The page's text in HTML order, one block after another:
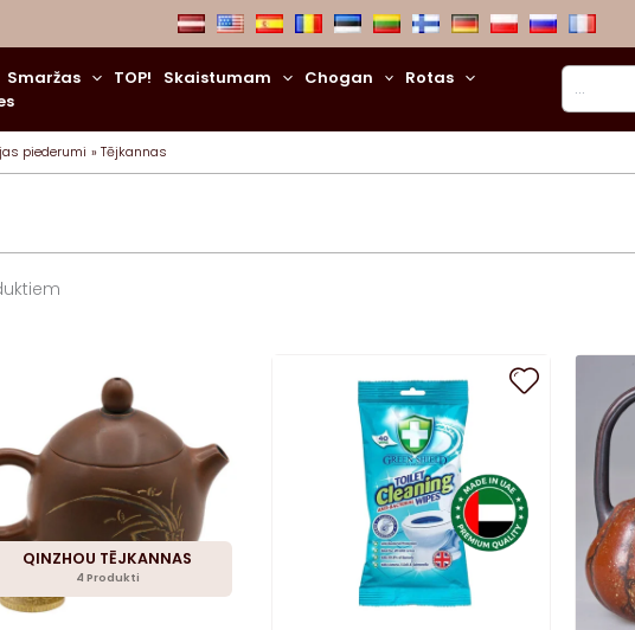
Smaržas TOP! Skaistumam Chogan
Rotas
Meklēt
piederumi Tējkannas
QINZHOU TĒJKANNAS
4 Produkti